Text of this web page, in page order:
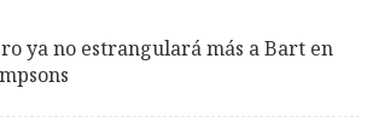
ya no estrangulará más a Bart en